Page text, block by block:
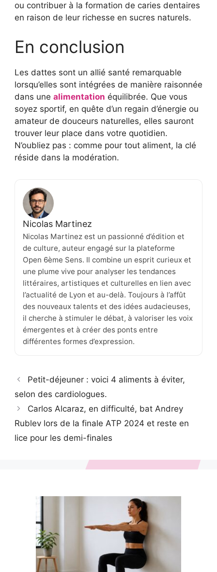
ou contribuer à la formation de caries dentaires
en raison de leur richesse en sucres naturels.
En conclusion
Les dattes sont un allié santé remarquable
lorsqu’elles sont intégrées de manière raisonnée
dans une alimentation équilibrée. Que vous
soyez sportif, en quête d’un regain d’énergie ou
amateur de douceurs naturelles, elles sauront
trouver leur place dans votre quotidien.
N’oubliez pas : comme pour tout aliment, la clé
réside dans la modération.
Nicolas Martinez
Nicolas Martinez est un passionné d’édition et
de culture, auteur engagé sur la plateforme
Open 6ème Sens. Il combine un esprit curieux et
une plume vive pour analyser les tendances
littéraires, artistiques et culturelles en lien avec
l’actualité de Lyon et au-delà. Toujours à l’affût
des nouveaux talents et des idées audacieuses,
il cherche à stimuler le débat, à valoriser les voix
émergentes et à créer des ponts entre
différentes formes d’expression.
Petit-déjeuner : voici 4 aliments à éviter,
selon des cardiologues.
Carlos Alcaraz, en difficulté, bat Andrey
Rublev lors de la finale ATP 2024 et reste en
lice pour les demi-finales